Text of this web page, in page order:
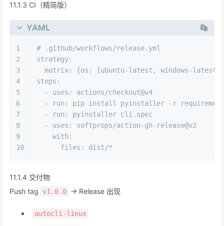
11.1.3 CI（精简版）
YAML
1
2
3
4
5
6
7
8
9
10
# .github/workflows/release.yml
strategy:
matrix:
{os: [ubuntu-latest , windows-latest
steps:
-
uses:
actions/checkout@v4
-
run: pip install pyinstaller -r
-
run: pyinstaller cli.spec
-
uses:
softprops/action-gh-release@v2
with:
files:
dist/*
11.1.4 交付物
Push tag
v1.0.0 → Release 出现
autocli-linux